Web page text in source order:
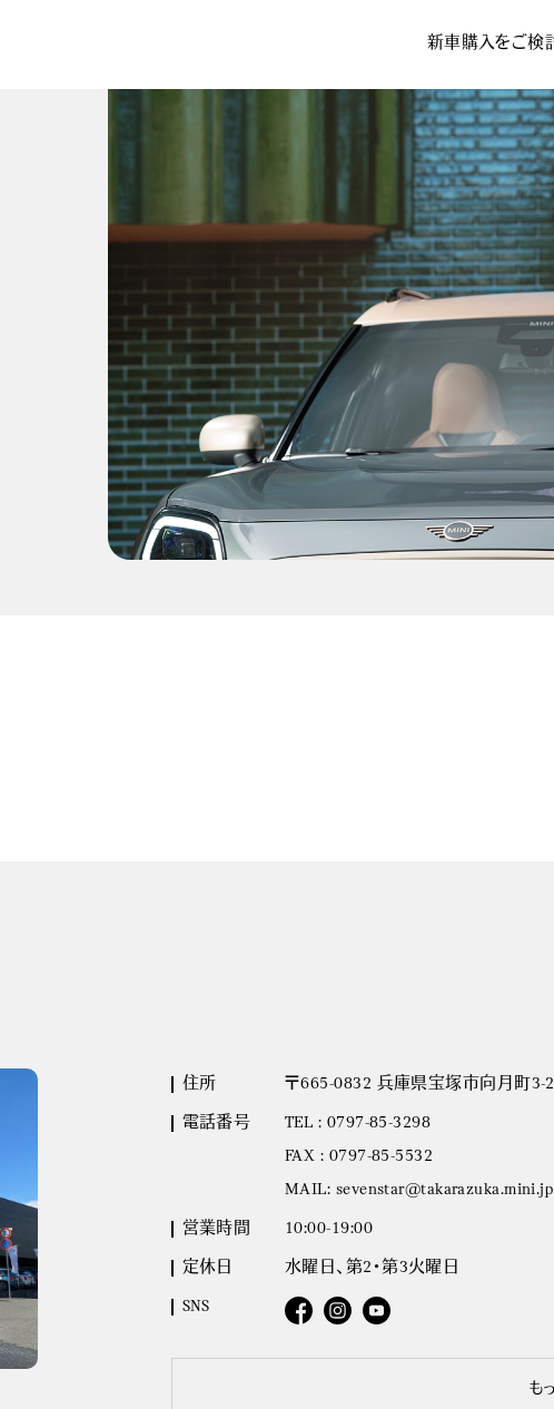
新車購入をご検
住所 〒665-0832 兵庫県宝塚市向月町3-
電話番号
TEL : 0797-85-3298
FAX : 0797-85-5532
MAIL: sevenstar@takarazuka.mini.jp
営業時間 10:00-19:00
定休日 水曜日、第2・第3火曜日
SNS
も